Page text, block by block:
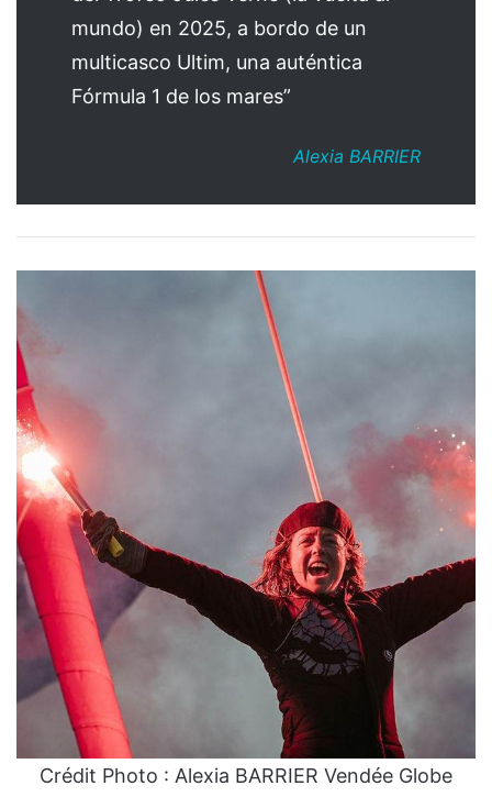
mundo) en 2025, a bordo de un
multicasco Ultim, una auténtica
Fórmula 1 de los mares”
Alexia BARRIER
Crédit Photo : Alexia BARRIER Vendée Globe